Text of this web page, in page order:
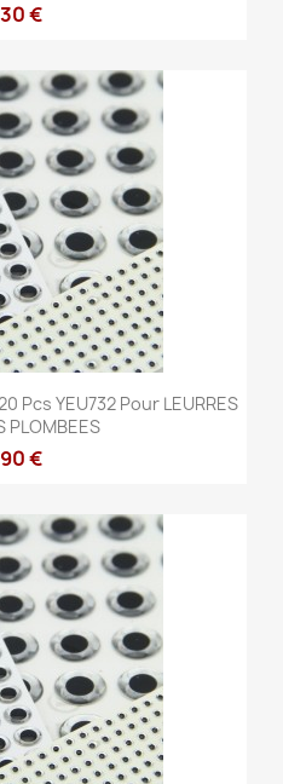
€
Pcs YEU732 Pour LEURRES
PLOMBEES
€